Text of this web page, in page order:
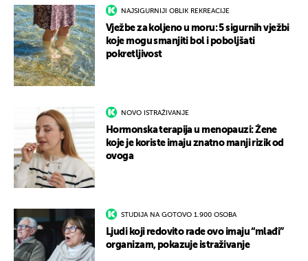
NAJSIGURNIJI OBLIK REKREACIJE
Vježbe za koljeno u moru: 5 sigurnih vježbi
koje mogu smanjiti bol i poboljšati
pokretljivost
NOVO ISTRAŽIVANJE
Hormonska terapija u menopauzi: Žene
koje je koriste imaju znatno manji rizik od
ovoga
STUDIJA NA GOTOVO 1.900 OSOBA
Ljudi koji redovito rade ovo imaju “mlađi”
organizam, pokazuje istraživanje